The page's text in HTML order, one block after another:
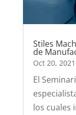
Stiles
de
Oct 20, 2021
El
los cuales